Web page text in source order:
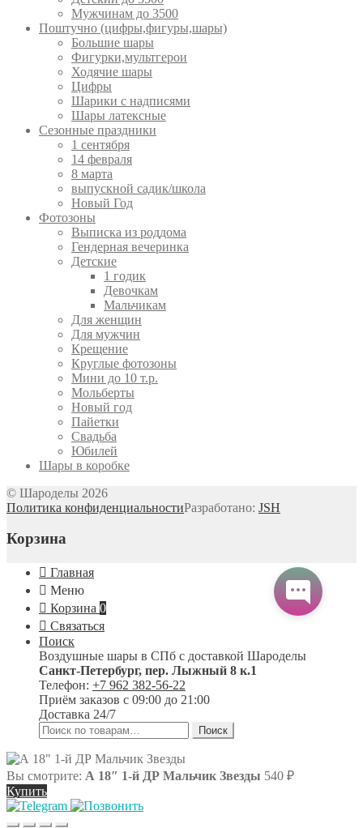
Мужчинам до 3500
Поштучно (цифры,фигуры,шары)
Большие шары
Фигурки,мультгерои
Ходячие шары
Цифры
Шарики с надписями
Шары латексные
Сезонные праздники
1 сентября
14 февраля
8 марта
выпускной садик/школа
Новый Год
Фотозоны
Выписка из роддома
Гендерная вечеринка
Детские
1 годик
Девочкам
Мальчикам
Для женщин
Для мужчин
Крещение
Круглые фотозоны
Мини до 10 т.р.
Мольберты
Новый год
Пайетки
Свадьба
Юбилей
Шары в коробке
© Шароделы 2026
Политика конфиденциальностиРазработано: JSH
Корзина
Главная
Меню
Корзина 0
Связаться
Поиск
Воздушные шары в СПб с доставкой Шароделы
Санкт-Петербург, пер. Лыжный 8 к.1
Телефон: +7 962 382-56-22
Приём заказов с 09:00 до 21:00
Доставка 24/7
Искать:
Поиск
Вы смотрите: А 18″ 1-й ДР Мальчик Звезды 540 ₽
Купить